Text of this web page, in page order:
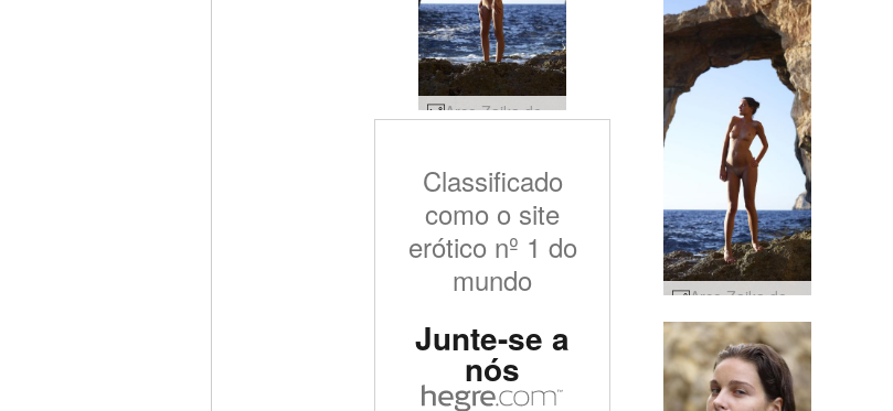
Arco Zaika de Gozo #30
Arco Zaika de Gozo #26
Classificado
como o site
erótico nº 1 do
mundo
Junte-se a
nós